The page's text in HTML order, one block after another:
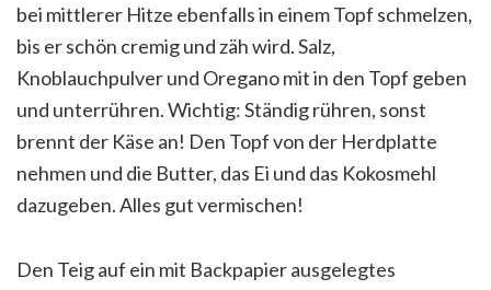
bei mittlerer Hitze ebenfalls in einem Topf schmelzen,
bis er schön cremig und zäh wird. Salz,
Knoblauchpulver und Oregano mit in den Topf geben
und unterrühren. Wichtig: Ständig rühren, sonst
brennt der Käse an! Den Topf von der Herdplatte
nehmen und die Butter, das Ei und das Kokosmehl
dazugeben. Alles gut vermischen!
Den Teig auf ein mit Backpapier ausgelegtes